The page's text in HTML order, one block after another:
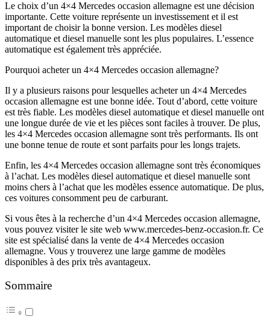
Le choix d’un 4×4 Mercedes occasion allemagne est une décision
importante. Cette voiture représente un investissement et il est
important de choisir la bonne version. Les modèles diesel
automatique et diesel manuelle sont les plus populaires. L’essence
automatique est également très appréciée.
Pourquoi acheter un 4×4 Mercedes occasion allemagne?
Il y a plusieurs raisons pour lesquelles acheter un 4×4 Mercedes
occasion allemagne est une bonne idée. Tout d’abord, cette voiture
est très fiable. Les modèles diesel automatique et diesel manuelle ont
une longue durée de vie et les pièces sont faciles à trouver. De plus,
les 4×4 Mercedes occasion allemagne sont très performants. Ils ont
une bonne tenue de route et sont parfaits pour les longs trajets.
Enfin, les 4×4 Mercedes occasion allemagne sont très économiques
à l’achat. Les modèles diesel automatique et diesel manuelle sont
moins chers à l’achat que les modèles essence automatique. De plus,
ces voitures consomment peu de carburant.
Si vous êtes à la recherche d’un 4×4 Mercedes occasion allemagne,
vous pouvez visiter le site web www.mercedes-benz-occasion.fr. Ce
site est spécialisé dans la vente de 4×4 Mercedes occasion
allemagne. Vous y trouverez une large gamme de modèles
disponibles à des prix très avantageux.
Sommaire